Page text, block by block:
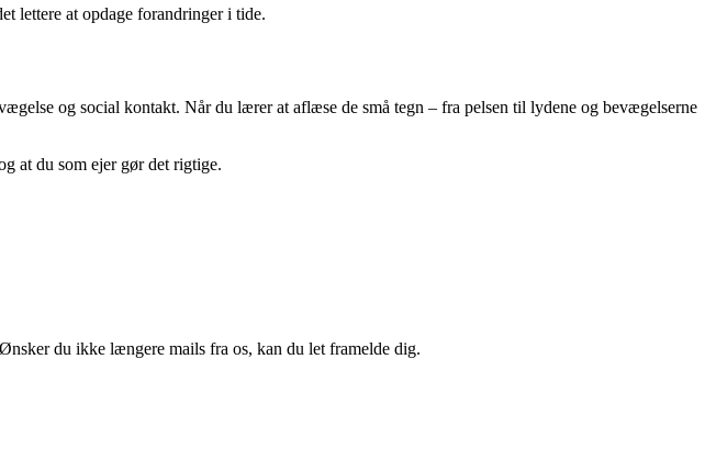
lettere at opdage forandringer i tide.
og social kontakt. Når du lærer at aflæse de små tegn – fra pelsen til lydene og bevægelserne
at du som ejer gør det rigtige.
du ikke længere mails fra os, kan du let framelde dig.